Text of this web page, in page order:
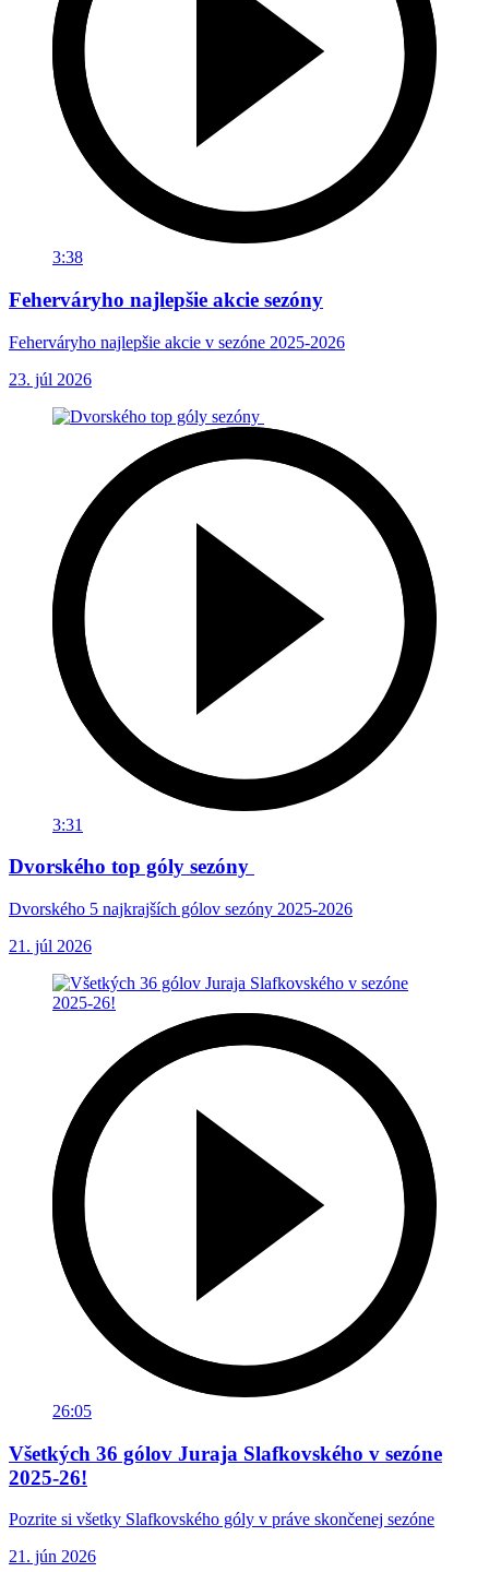
3:38
Feherváryho najlepšie akcie sezóny
Feherváryho najlepšie akcie v sezóne 2025-2026
23. júl 2026
3:31
Dvorského top góly sezóny
Dvorského 5 najkrajších gólov sezóny 2025-2026
21. júl 2026
26:05
Všetkých 36 gólov Juraja Slafkovského v sezóne
2025-26!
Pozrite si všetky Slafkovského góly v práve skončenej sezóne
21. jún 2026